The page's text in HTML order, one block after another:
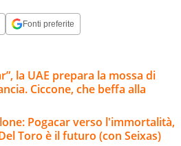
Fonti preferite
la UAE prepara la mossa di
Ciccone, che beffa alla
Pogacar verso l'immortalità,
Toro è il futuro (con Seixas)